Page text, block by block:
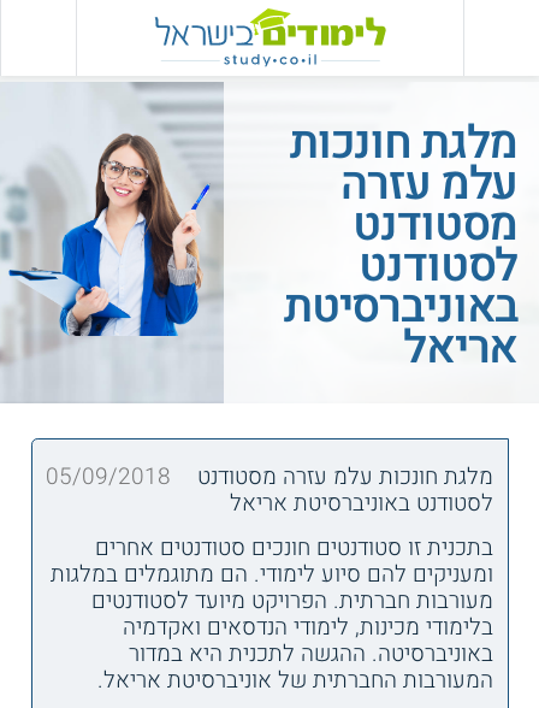
מלגת חונכות
עלמ עזרה
מסטודנט
לסטודנט
באוניברסיטת
אריאל
מלגת חונכות עלמ עזרה מסטודנט
לסטודנט באוניברסיטת אריאל
05/09/2018
בתכנית זו סטודנטים חונכים סטודנטים אחרים
ומעניקים להם סיוע לימודי. הם מתוגמלים במלגות
מעורבות חברתית. הפרויקט מיועד לסטודנטים
בלימודי מכינות, לימודי הנדסאים ואקדמיה
באוניברסיטה. ההגשה לתכנית היא במדור
המעורבות החברתית של אוניברסיטת אריאל.